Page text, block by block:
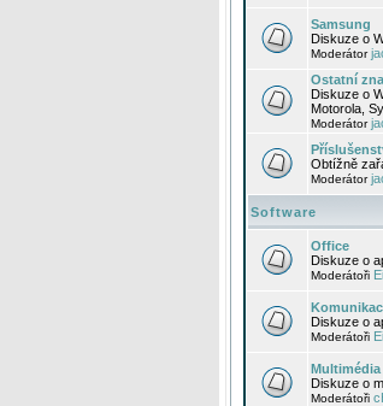
Samsung
Diskuze o
Moderátor
Ostatní
Diskuze o
Motorola,
Moderátor
Obtížně
Moderátor
Software
Office
Diskuze o
Moderátoři
Diskuze o
Moderátoři
Multimédia
Diskuze o
Moderátoři